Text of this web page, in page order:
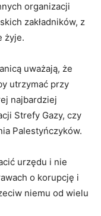
organizacji
zakładników, z
żyje.
uważają, że
utrzymać przy
najbardziej
Strefy Gazy, czy
Palestyńczyków.
urzędu i nie
o korupcję i
niemu od wielu